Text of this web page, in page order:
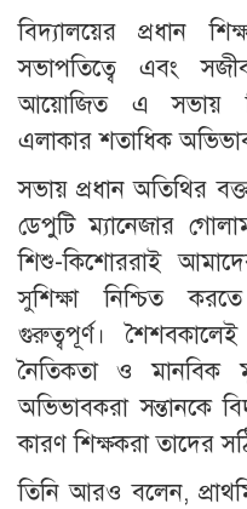
বিদ্যালয়ের প্রধান
সভাপতিত্বে এবং
আয়োজিত এ সভায়
এলাকার শতাধিক
সভায় প্রধান অতিথির
ডেপুটি ম্যানেজার
শিশু-কিশোররাই
সুশিক্ষা নিশ্চিত
গুরুত্বপূর্ণ।
নৈতিকতা ও মানবিক
অভিভাবকরা সন্তানকে
কারণ শিক্ষকরা তাদের
তিনি আরও বলেন,